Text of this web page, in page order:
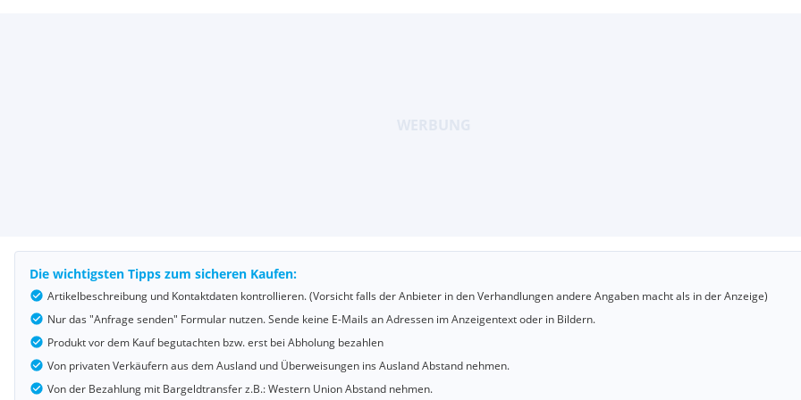
Die wichtigsten Tipps zum sicheren Kaufen:
Artikelbeschreibung und Kontaktdaten kontrollieren. (Vorsicht falls der Anbieter in den Verhandlungen andere Angaben macht als in der Anzeige)
Nur das "Anfrage senden" Formular nutzen. Sende keine E-Mails an Adressen im Anzeigentext oder in Bildern.
Produkt vor dem Kauf begutachten bzw. erst bei Abholung bezahlen
Von privaten Verkäufern aus dem Ausland und Überweisungen ins Ausland Abstand nehmen.
Von der Bezahlung mit Bargeldtransfer z.B.: Western Union Abstand nehmen.